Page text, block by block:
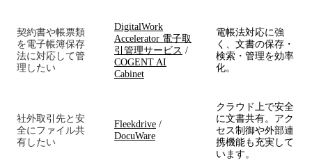
契約書や帳票類
を電子帳簿保存
法に対応して管
理したい
DigitalWork
Accelerator 電子取
引管理サービス /
COGENT AI
Cabinet
電帳法対応に強
く、文書の保存・
検索・管理を効率
化。
社外取引先と安
全にファイル共
有したい
Fleekdrive /
DocuWare
クラウド上で安全
に文書共有。アク
セス制御や外部連
携機能も充実して
います。